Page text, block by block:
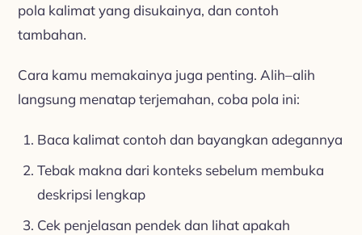
pola kalimat yang disukainya, dan contoh
tambahan.
Cara kamu memakainya juga penting. Alih–alih
langsung menatap terjemahan, coba pola ini:
Baca kalimat contoh dan bayangkan adegannya
Tebak makna dari konteks sebelum membuka
deskripsi lengkap
Cek penjelasan pendek dan lihat apakah